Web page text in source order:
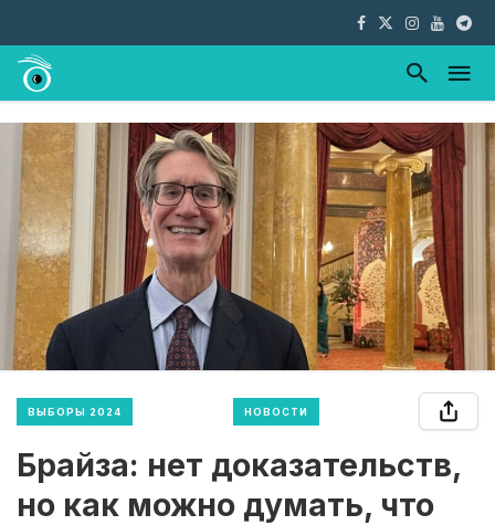
ВЫБОРЫ 2024 НОВОСТИ
Брайза: нет доказательств,
но как можно думать, что